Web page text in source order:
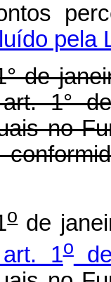
pela
de
1°
no
ode
1o